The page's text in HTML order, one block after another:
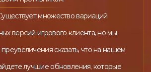
множество вариаций
версий игрового клиента, но мы
сказать, что на нашем
лучшие обновления, которые